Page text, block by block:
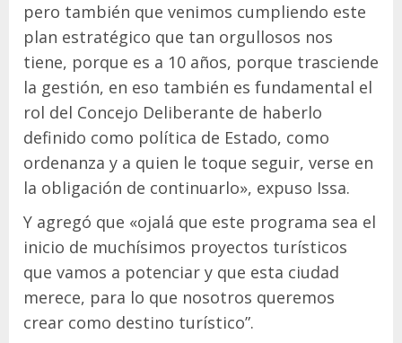
pero también que venimos cumpliendo este
plan estratégico que tan orgullosos nos
tiene, porque es a 10 años, porque trasciende
la gestión, en eso también es fundamental el
rol del Concejo Deliberante de haberlo
definido como política de Estado, como
ordenanza y a quien le toque seguir, verse en
la obligación de continuarlo», expuso Issa.
Y agregó que «ojalá que este programa sea el
inicio de muchísimos proyectos turísticos
que vamos a potenciar y que esta ciudad
merece, para lo que nosotros queremos
crear como destino turístico”.